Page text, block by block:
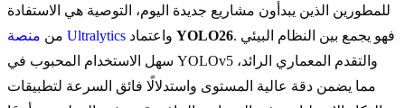
للمطورين الذين يبدأون مشاريع جديدة اليوم، التوصية هي الاستفادة
من منصة Ultralytics YOLO26. فهو يجمع بين النظام البيئي
سهل الاستخدام المحبوب في YOLOv5 والتقدم المعماري الرائد،
مما يضمن دقة عالية المستوى واستدلالًا فائق السرعة لتطبيقات